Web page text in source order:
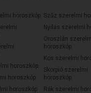
horoszkóp
horoszkóp
horoszkóp
horoszkóp
Szűz szerelmi
Nyilas szerelmi
Oroszlán
horoszkóp
Kos szerelmi
Skorpió szerelmi
horoszkóp
Rák szerelmi